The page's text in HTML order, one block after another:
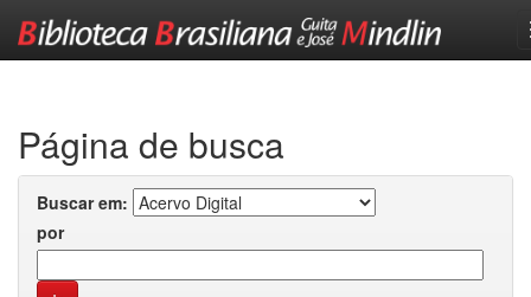
Página de busca
Buscar em:
por